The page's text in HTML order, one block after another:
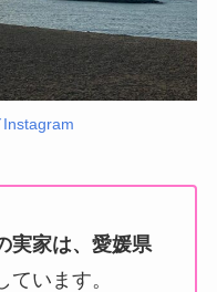
Instagram
実家は、愛媛県
ています。